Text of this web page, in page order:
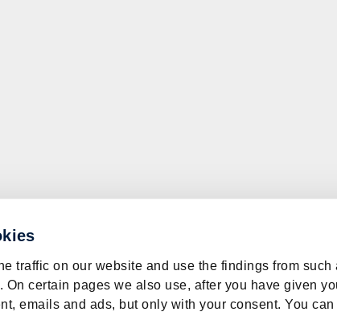
traffic on our website and use the findings from such
On certain pages we also use, after you have given
emails and ads, but only with your consent. You